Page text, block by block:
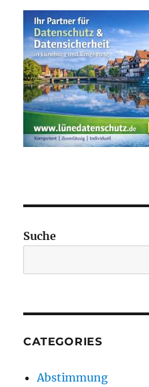
Suche
CATEGORIES
Abstimmung